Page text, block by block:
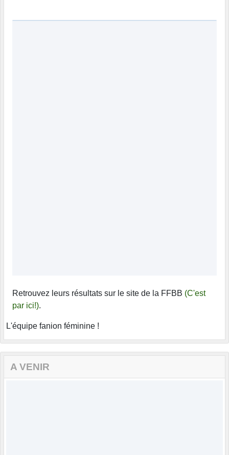
Retrouvez leurs résultats sur le site de la FFBB (C'est
par ici!).
L'équipe fanion féminine !
A VENIR